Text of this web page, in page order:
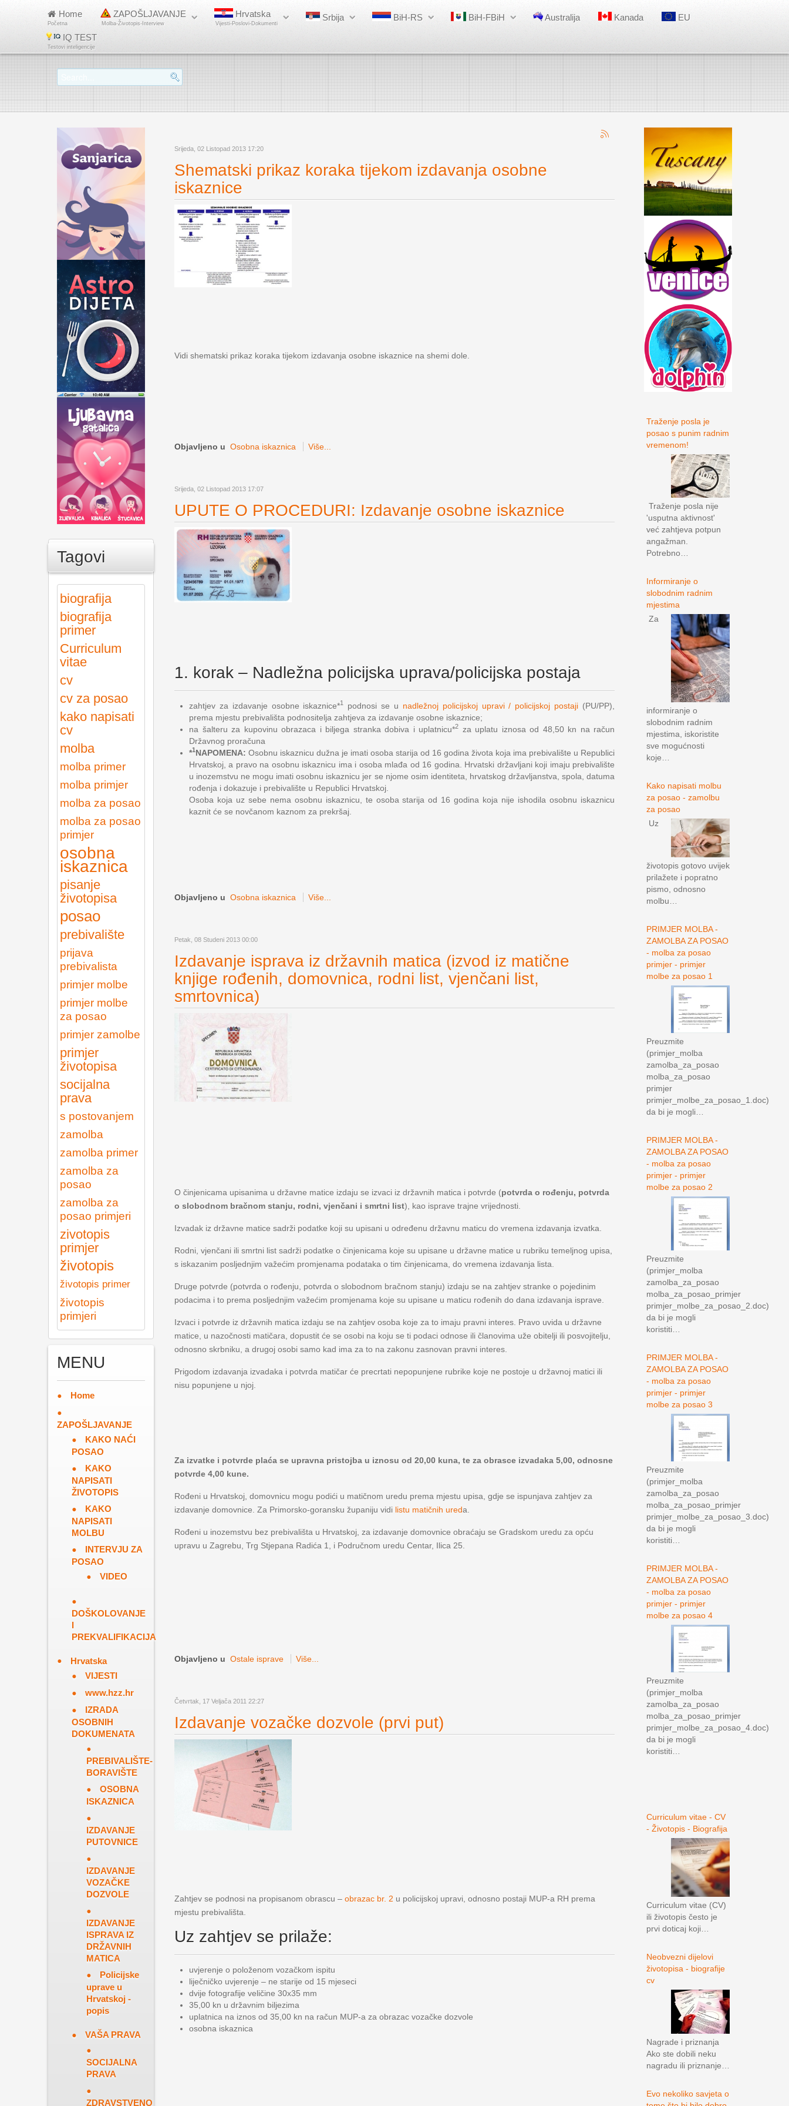
Home
Početna
ZAPOŠLJAVANJE
Molba-Životopis-Interview
Hrvatska
Vijesti-Poslovi-Dokumenti
Srbija BiH-RS BiH-FBiH Australija Kanada
EU
IQ TEST
Testovi inteligencije
Srijeda, 02 Listopad 2013 17:20
Shematski prikaz koraka tijekom izdavanja osobne
iskaznice
Vidi shematski prikaz koraka tijekom izdavanja osobne iskaznice na shemi dole.
Objavljeno u Osobna iskaznica Više...
Srijeda, 02 Listopad 2013 17:07
UPUTE O PROCEDURI: Izdavanje osobne iskaznice
1. korak – Nadležna policijska uprava/policijska postaja
zahtjev za izdavanje osobne iskaznice*1 podnosi se u nadležnoj policijskoj upravi / policijskoj postaji (PU/PP),
prema mjestu prebivališta podnositelja zahtjeva za izdavanje osobne iskaznice;
na šalteru za kupovinu obrazaca i biljega stranka dobiva i uplatnicu*2 za uplatu iznosa od 48,50 kn na račun
Državnog proračuna
*1NAPOMENA: Osobnu iskaznicu dužna je imati osoba starija od 16 godina života koja ima prebivalište u Republici
Hrvatskoj, a pravo na osobnu iskaznicu ima i osoba mlađa od 16 godina. Hrvatski državljani koji imaju prebivalište
u inozemstvu ne mogu imati osobnu iskaznicu jer se njome osim identiteta, hrvatskog državljanstva, spola, datuma
rođenja i dokazuje i prebivalište u Republici Hrvatskoj.
Osoba koja uz sebe nema osobnu iskaznicu, te osoba starija od 16 godina koja nije ishodila osobnu iskaznicu
kaznit će se novčanom kaznom za prekršaj.
Objavljeno u Osobna iskaznica Više...
Petak, 08 Studeni 2013 00:00
Izdavanje isprava iz državnih matica (izvod iz matične
knjige rođenih, domovnica, rodni list, vjenčani list,
smrtovnica)
O činjenicama upisanima u državne matice izdaju se izvaci iz državnih matica i potvrde (potvrda o rođenju, potvrda
o slobodnom bračnom stanju, rodni, vjenčani i smrtni list), kao isprave trajne vrijednosti.
Izvadak iz državne matice sadrži podatke koji su upisani u određenu državnu maticu do vremena izdavanja izvatka.
Rodni, vjenčani ili smrtni list sadrži podatke o činjenicama koje su upisane u državne matice u rubriku temeljnog upisa,
s iskazanim posljednjim važećim promjenama podataka o tim činjenicama, do vremena izdavanja lista.
Druge potvrde (potvrda o rođenju, potvrda o slobodnom bračnom stanju) izdaju se na zahtjev stranke o pojedinim
podacima i to prema posljednjim važećim promjenama koje su upisane u maticu rođenih do dana izdavanja isprave.
Izvaci i potvrde iz državnih matica izdaju se na zahtjev osoba koje za to imaju pravni interes. Pravo uvida u državne
matice, u nazočnosti matičara, dopustit će se osobi na koju se ti podaci odnose ili članovima uže obitelji ili posvojitelju,
odnosno skrbniku, a drugoj osobi samo kad ima za to na zakonu zasnovan pravni interes.
Prigodom izdavanja izvadaka i potvrda matičar će precrtati nepopunjene rubrike koje ne postoje u državnoj matici ili
nisu popunjene u njoj.
Za izvatke i potvrde plaća se upravna pristojba u iznosu od 20,00 kuna, te za obrasce izvadaka 5,00, odnosne
potvrde 4,00 kune.
Rođeni u Hrvatskoj, domovnicu mogu podići u matičnom uredu prema mjestu upisa, gdje se ispunjava zahtjev za
izdavanje domovnice. Za Primorsko-goransku županiju vidi listu matičnih ureda.
Rođeni u inozemstvu bez prebivališta u Hrvatskoj, za izdavanje domovnice obraćaju se Gradskom uredu za opću
upravu u Zagrebu, Trg Stjepana Radića 1, i Područnom uredu Centar, Ilica 25.
Objavljeno u Ostale isprave Više...
Četvrtak, 17 Veljača 2011 22:27
Izdavanje vozačke dozvole (prvi put)
Zahtjev se podnosi na propisanom obrascu – obrazac br. 2 u policijskoj upravi, odnosno postaji MUP-a RH prema
mjestu prebivališta.
Uz zahtjev se prilaže:
uvjerenje o položenom vozačkom ispitu
liječničko uvjerenje – ne starije od 15 mjeseci
dvije fotografije veličine 30x35 mm
35,00 kn u državnim biljezima
uplatnica na iznos od 35,00 kn na račun MUP-a za obrazac vozačke dozvole
osobna iskaznica
Tagovi
biografija
biografija
primer
Curriculum
vitae
cv
cv za posao
kako napisati
cv
molba
molba primer
molba primjer
molba za posao
molba za posao
primjer
osobna
iskaznica
pisanje
životopisa
posao
prebivalište
prijava
prebivalista
primjer molbe
primjer molbe
za posao
primjer zamolbe
primjer
životopisa
socijalna
prava
s postovanjem
zamolba
zamolba primer
zamolba za
posao
zamolba za
posao primjeri
zivotopis
primjer
životopis
životopis primer
životopis
primjeri
MENU
Home
ZAPOŠLJAVANJE
KAKO NAĆI
POSAO
KAKO
NAPISATI
ŽIVOTOPIS
KAKO
NAPISATI
MOLBU
INTERVJU ZA
POSAO
VIDEO
DOŠKOLOVANJE
I
PREKVALIFIKACIJA
Hrvatska
VIJESTI
www.hzz.hr
IZRADA
OSOBNIH
DOKUMENATA
PREBIVALIŠTE-
BORAVIŠTE
OSOBNA
ISKAZNICA
IZDAVANJE
PUTOVNICE
IZDAVANJE
VOZAČKE
DOZVOLE
IZDAVANJE
ISPRAVA IZ
DRŽAVNIH
MATICA
Policijske
uprave u
Hrvatskoj -
popis
VAŠA PRAVA
SOCIJALNA
PRAVA
ZDRAVSTVENO
Traženje posla je
posao s punim radnim
vremenom!
Traženje posla nije
'usputna aktivnost'
već zahtjeva potpun
angažman.
Potrebno…
Informiranje o
slobodnim radnim
mjestima
Za
informiranje o
slobodnim radnim
mjestima, iskoristite
sve mogućnosti
koje…
Kako napisati molbu
za posao - zamolbu
za posao
Uz
životopis gotovo uvijek
prilažete i popratno
pismo, odnosno
molbu…
PRIMJER MOLBA -
ZAMOLBA ZA POSAO
- molba za posao
primjer - primjer
molbe za posao 1
Preuzmite
(primjer_molba
zamolba_za_posao
molba_za_posao
primjer
primjer_molbe_za_posao_1.doc)
da bi je mogli…
PRIMJER MOLBA -
ZAMOLBA ZA POSAO
- molba za posao
primjer - primjer
molbe za posao 2
Preuzmite
(primjer_molba
zamolba_za_posao
molba_za_posao_primjer
primjer_molbe_za_posao_2.doc)
da bi je mogli
koristiti…
PRIMJER MOLBA -
ZAMOLBA ZA POSAO
- molba za posao
primjer - primjer
molbe za posao 3
Preuzmite
(primjer_molba
zamolba_za_posao
molba_za_posao_primjer
primjer_molbe_za_posao_3.doc)
da bi je mogli
koristiti…
PRIMJER MOLBA -
ZAMOLBA ZA POSAO
- molba za posao
primjer - primjer
molbe za posao 4
Preuzmite
(primjer_molba
zamolba_za_posao
molba_za_posao_primjer
primjer_molbe_za_posao_4.doc)
da bi je mogli
koristiti…
Curriculum vitae - CV
- Životopis - Biografija
Curriculum vitae (CV)
ili životopis često je
prvi doticaj koji…
Neobvezni dijelovi
životopisa - biografije
cv
Nagrade i priznanja
Ako ste dobili neku
nagradu ili priznanje…
Evo nekoliko savjeta o